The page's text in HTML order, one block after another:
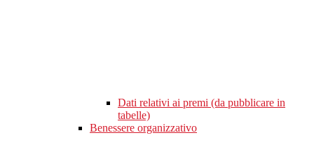
Dati relativi ai premi (da pubblicare in
tabelle)
Benessere organizzativo